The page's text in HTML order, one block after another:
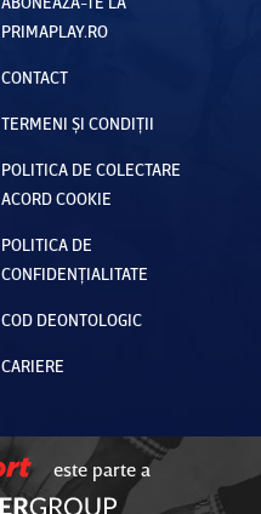
PRIMAPLAY.RO
CONTACT
TERMENI ȘI CONDIȚII
POLITICA DE COLECTARE
ACORD COOKIE
POLITICA DE
CONFIDENȚIALITATE
COD DEONTOLOGIC
CARIERE
este parte a